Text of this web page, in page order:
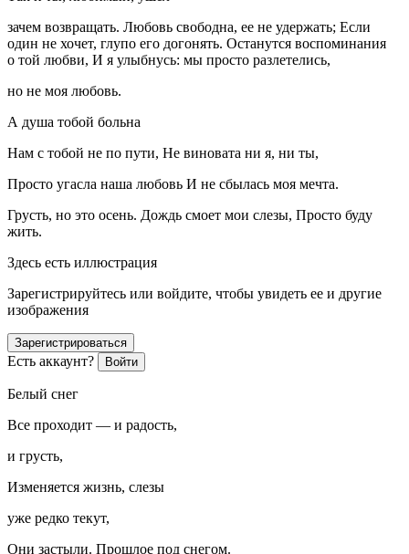
зачем возвращать. Любовь свободна, ее не удержать; Если
один не хочет, глупо его догонять. Останутся воспоминания
о той любви, И я улыбнусь: мы просто разлетелись,
но не моя любовь.
А душа тобой больна
Нам с тобой не по пути, Не виновата ни я, ни ты,
Просто угасла наша любовь И не сбылась моя мечта.
Грусть, но это осень. Дождь смоет мои слезы, Просто буду
жить.
Здесь есть иллюстрация
Зарегистрируйтесь или войдите, чтобы увидеть ее и другие
изображения
Зарегистрироваться
Есть аккаунт? Войти
Белый снег
Все проходит — и радость,
и грусть,
Изменяется жизнь, слезы
уже редко текут,
Они застыли. Прошлое под снегом.